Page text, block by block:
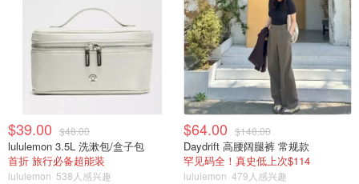
$39.00 $48.00
lululemon 3.5L 洗漱包/盒子包
首折 旅行必备超能装
lululemon 538人感兴趣
$64.00 $148.00
Daydrift 高腰阔腿裤 常规款
罕见码全！真史低上次$114
lululemon 479人感兴趣